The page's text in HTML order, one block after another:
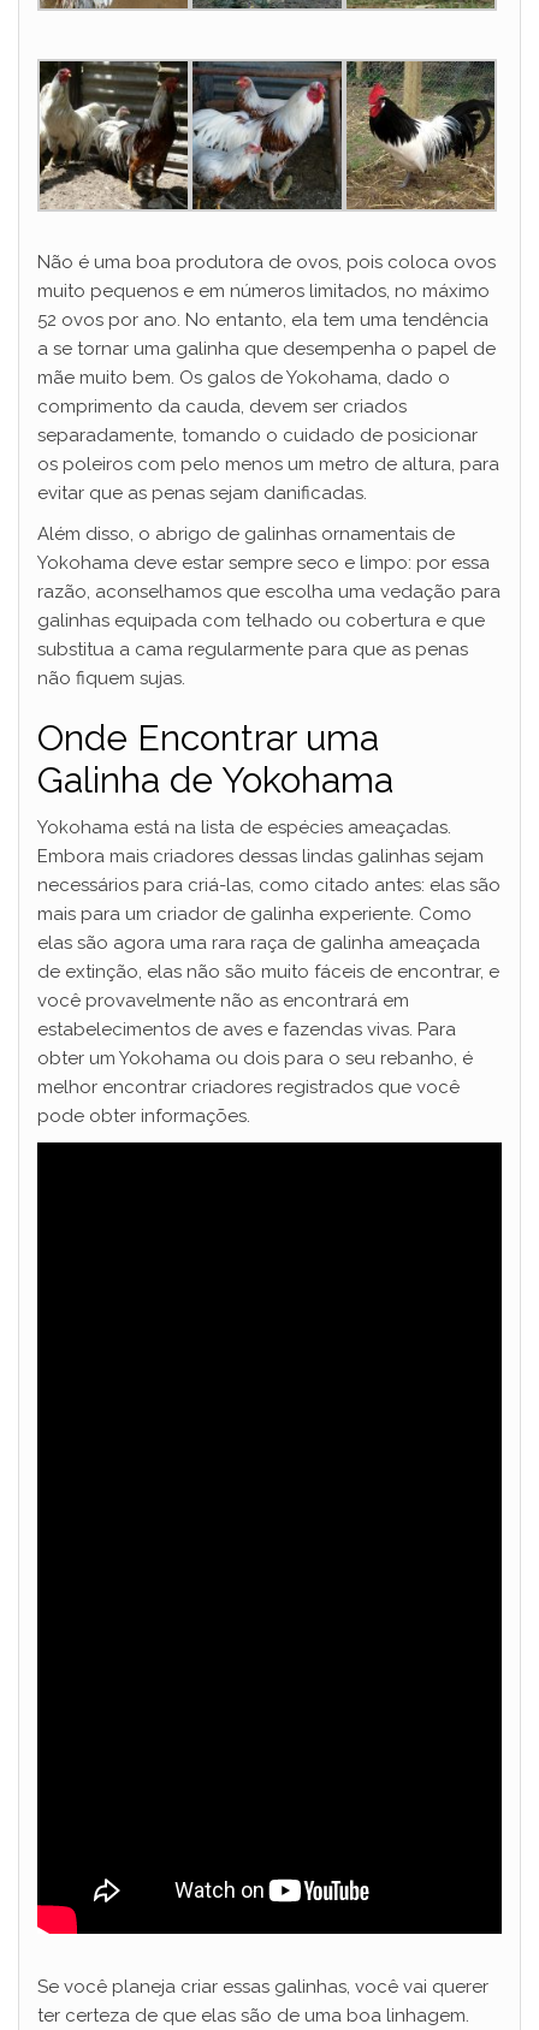
Não é uma boa produtora de ovos, pois coloca ovos
muito pequenos e em números limitados, no máximo
52 ovos por ano. No entanto, ela tem uma tendência
a se tornar uma galinha que desempenha o papel de
mãe muito bem. Os galos de Yokohama, dado o
comprimento da cauda, devem ser criados
separadamente, tomando o cuidado de posicionar
os poleiros com pelo menos um metro de altura, para
evitar que as penas sejam danificadas.
Além disso, o abrigo de galinhas ornamentais de
Yokohama deve estar sempre seco e limpo: por essa
razão, aconselhamos que escolha uma vedação para
galinhas equipada com telhado ou cobertura e que
substitua a cama regularmente para que as penas
não fiquem sujas.
Onde Encontrar uma
Galinha de Yokohama
Yokohama está na lista de espécies ameaçadas.
Embora mais criadores dessas lindas galinhas sejam
necessários para criá-las, como citado antes: elas são
mais para um criador de galinha experiente. Como
elas são agora uma rara raça de galinha ameaçada
de extinção, elas não são muito fáceis de encontrar, e
você provavelmente não as encontrará em
estabelecimentos de aves e fazendas vivas. Para
obter um Yokohama ou dois para o seu rebanho, é
melhor encontrar criadores registrados que você
pode obter informações.
Se você planeja criar essas galinhas, você vai querer
ter certeza de que elas são de uma boa linhagem.